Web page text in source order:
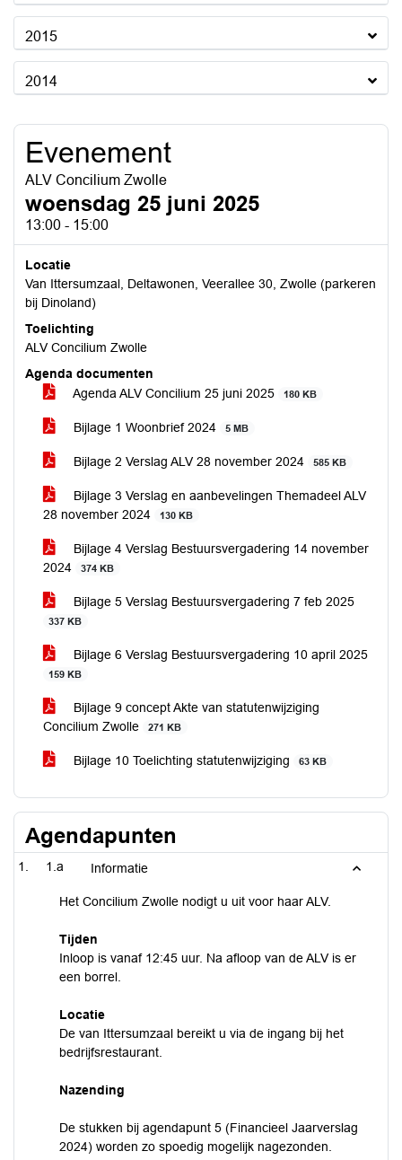
2015
2014
Evenement
ALV Concilium Zwolle
woensdag 25 juni 2025
13:00 - 15:00
Locatie
Van Ittersumzaal, Deltawonen, Veerallee 30, Zwolle (parkeren
bij Dinoland)
Toelichting
ALV Concilium Zwolle
Agenda documenten
Agenda ALV Concilium 25 juni 2025
180 KB
Bijlage 1 Woonbrief 2024 5 MB
Bijlage 2 Verslag ALV 28 november 2024 585 KB
Bijlage 3 Verslag en aanbevelingen Themadeel ALV
28 november 2024
130 KB
Bijlage 4 Verslag Bestuursvergadering 14 november
2024
374 KB
Bijlage 5 Verslag Bestuursvergadering 7 feb 2025
337 KB
Bijlage 6 Verslag Bestuursvergadering 10 april 2025
159 KB
Bijlage 9 concept Akte van statutenwijziging
Concilium Zwolle
271 KB
Bijlage 10 Toelichting statutenwijziging 63 KB
Agendapunten
1.a Informatie
Het Concilium Zwolle nodigt u uit voor haar ALV.
Tijden
Inloop is vanaf 12:45 uur. Na afloop van de ALV is er
een borrel.
Locatie
De van Ittersumzaal bereikt u via de ingang bij het
bedrijfsrestaurant.
Nazending
De stukken bij agendapunt 5 (Financieel Jaarverslag
2024) worden zo spoedig mogelijk nagezonden.